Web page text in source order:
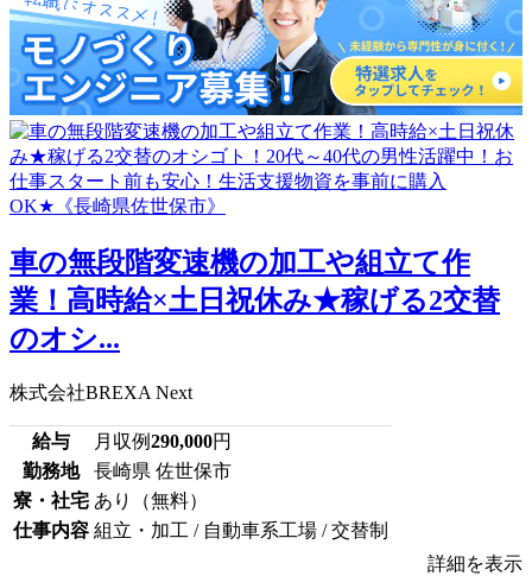
車の無段階変速機の加工や組立て作
業！高時給×土日祝休み★稼げる2交替
のオシ...
株式会社BREXA Next
給与 月収例290,000円
勤務地
長崎県 佐世保市
寮・社宅 あり（無料）
仕事内容 組立・加工 / 自動車系工場 / 交替制
詳細を表示